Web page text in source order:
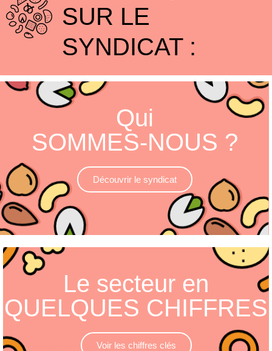
SUR LE
SYNDICAT :
Qui
SOMMES-NOUS ?
Découvrir le syndicat
Le secteur en
QUELQUES CHIFFRES
Voir les chiffres clés